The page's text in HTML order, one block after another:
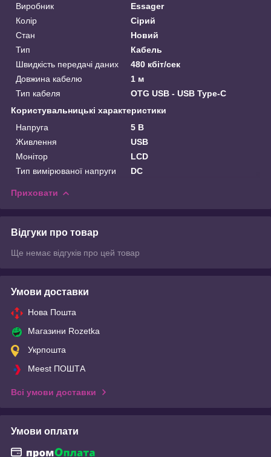
Виробник
Essager
Колір
Сірий
Стан
Новий
Тип
Кабель
Швидкість передачі даних
480 кбіт/сек
Довжина кабелю
1 м
Тип кабеля
OTG USB - USB Type-C
Користувальницькі характеристики
Напруга
5 В
Живлення
USB
Монітор
LCD
Тип вимірюваної напруги
DC
Приховати
Відгуки про товар
Ще немає відгуків про цей товар
Умови доставки
Нова Пошта
Магазини Rozetka
Укрпошта
Meest ПОШТА
Всі умови доставки
Умови оплати